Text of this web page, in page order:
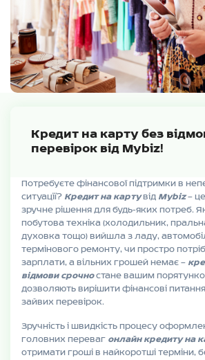
Кредит на карту без
перевірок від Mybiz!
Потребуєте фінансової підтримки в
ситуації? Кредит на картувід Mybiz—
зручне рішення для будь-яких потреб.
побутова техніка (холодильник,
духовка тощо) вийшла з ладу,
термінового ремонту, чи простро
зарплати, а вільних грошей немає —
відмови срочностане вашим
дозволяють вирішити фінансові
зайвих перевірок.
Зручність і швидкість процесу
головних переваг онлайн кредиту на
отримати гроші в найкоротші терміни,